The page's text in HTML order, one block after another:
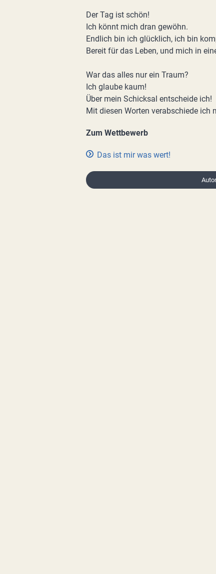
Der Tag ist schön!
Ich könnt mich dran gewöhn.
Endlich bin ich glücklich, ich bin
Bereit für das Leben, und mich in
War das alles nur ein Traum?
Ich glaube kaum!
Über mein Schicksal entscheide ich!
Mit diesen Worten verabschiede ich
Zum Wettbewerb
Das ist mir was wert!